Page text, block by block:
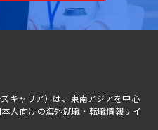
キャリア）は、東南アジアを中心
人向けの海外就職・転職情報サイ